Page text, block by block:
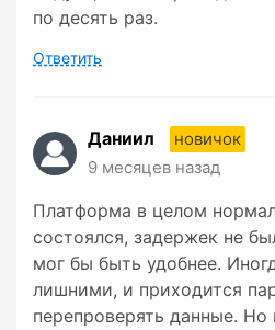
по десять раз.
Ответить
Даниил
новичок
9 месяцев назад
Платформа в целом
состоялся, задержек не
мог бы быть удобнее.
лишними, и приходится
перепроверять данные. Но